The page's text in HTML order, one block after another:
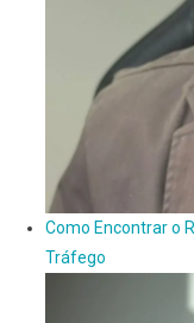
Como Encontrar o
Tráfego